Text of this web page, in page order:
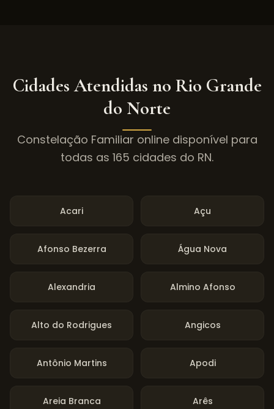
Cidades Atendidas no Rio Grande
do Norte
Constelação Familiar online disponível para
todas as 165 cidades do RN.
Acari Açu
Afonso Bezerra Água Nova
Alexandria Almino Afonso
Alto do Rodrigues Angicos
Antônio Martins Apodi
Areia Branca Arês